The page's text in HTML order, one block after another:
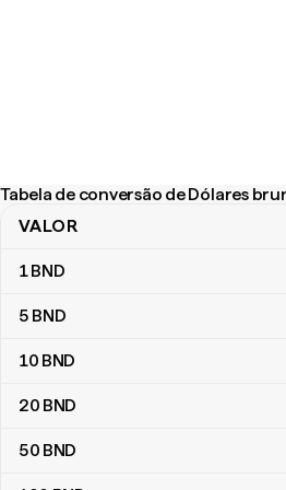
Tabela de conversão de Dólares
Tabela de conversão de Dólares
VALOR
1BND
5 BND
10 BND
20 BND
50 BND